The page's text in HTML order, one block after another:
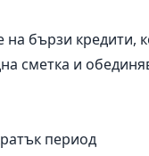
бързи кредити,
сметка и
период